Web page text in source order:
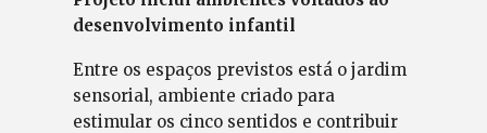
desenvolvimento infantil
Entre os espaços previstos está o jardim
sensorial, ambiente criado para
estimular os cinco sentidos e contribuir